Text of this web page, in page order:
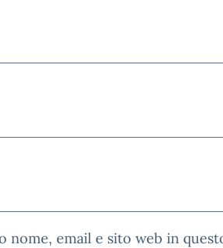
nome, email e sito web in